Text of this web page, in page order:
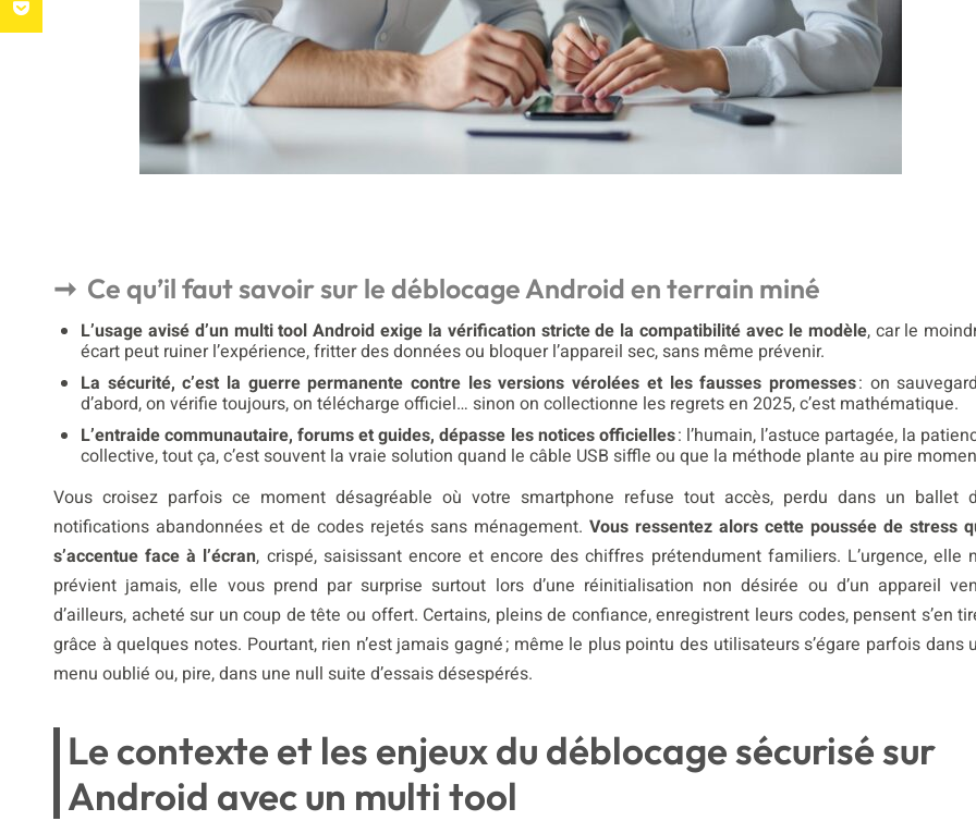
Ce qu’il faut savoir sur le déblocage Android en terrain miné
L’usage avisé d’un multi tool Android exige la vérification stricte de la compatibilité avec le modèle, car le
écart peut ruiner l’expérience, fritter des données ou bloquer l’appareil sec, sans même prévenir.
La sécurité, c’est la guerre permanente contre les versions vérolées et les fausses promesses: on
d’abord, on vérifie toujours, on télécharge officiel… sinon on collectionne les regrets en 2025, c’est mathématique.
L’entraide communautaire, forums et guides, dépasse les notices officielles: l’humain, l’astuce partagée, la
collective, tout ça, c’est souvent la vraie solution quand le câble USB siffle ou que la méthode plante au pire
Vous croisez parfois ce moment désagréable où votre smartphone refuse tout accès, perdu dans un ballet
notifications abandonnées et de codes rejetés sans ménagement.Vous ressentez alors cette poussée de stress
s’accentue face à l’écran, crispé, saisissant encore et encore des chiffres prétendument familiers. L’urgence, elle
prévient jamais, elle vous prend par surprise surtout lors d’une réinitialisation non désirée ou d’un appareil
d’ailleurs, acheté sur un coup de tête ou offert. Certains, pleins de confiance, enregistrent leurs codes, pensent s’en
grâce à quelques notes. Pourtant, rien n’est jamais gagné ; même le plus pointu des utilisateurs s’égare parfois dans
menu oublié ou, pire, dans une null suite d’essais désespérés.
Le contexte et les enjeux du déblocage sécurisé sur
Android avec un multi tool